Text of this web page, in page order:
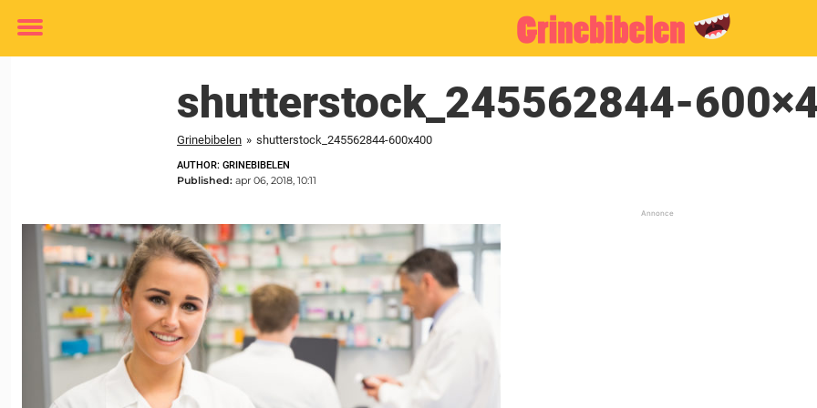
Toggle
shutterstock_245562844-
Grinebibelen » shutterstock_245562844-600x400
AUTHOR: GRINEBIBELEN
Published: apr 06, 2018, 10:11